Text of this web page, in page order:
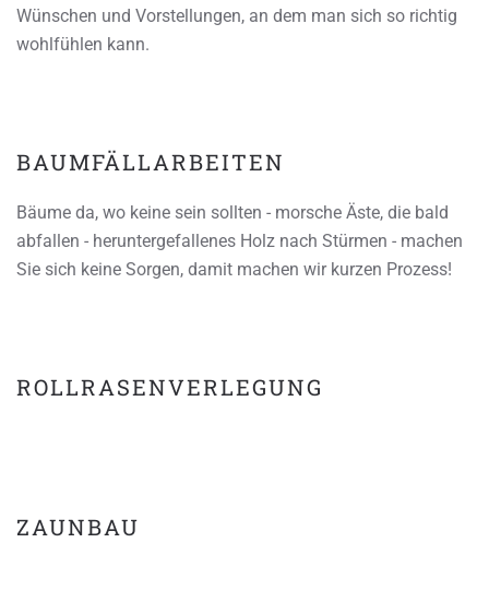
Wünschen und Vorstellungen, an dem man sich so richtig
wohlfühlen kann.
BAUMFÄLLARBEITEN
Bäume da, wo keine sein sollten - morsche Äste, die bald
abfallen - heruntergefallenes Holz nach Stürmen - machen
Sie sich keine Sorgen, damit machen wir kurzen Prozess!
ROLLRASENVERLEGUNG
ZAUNBAU